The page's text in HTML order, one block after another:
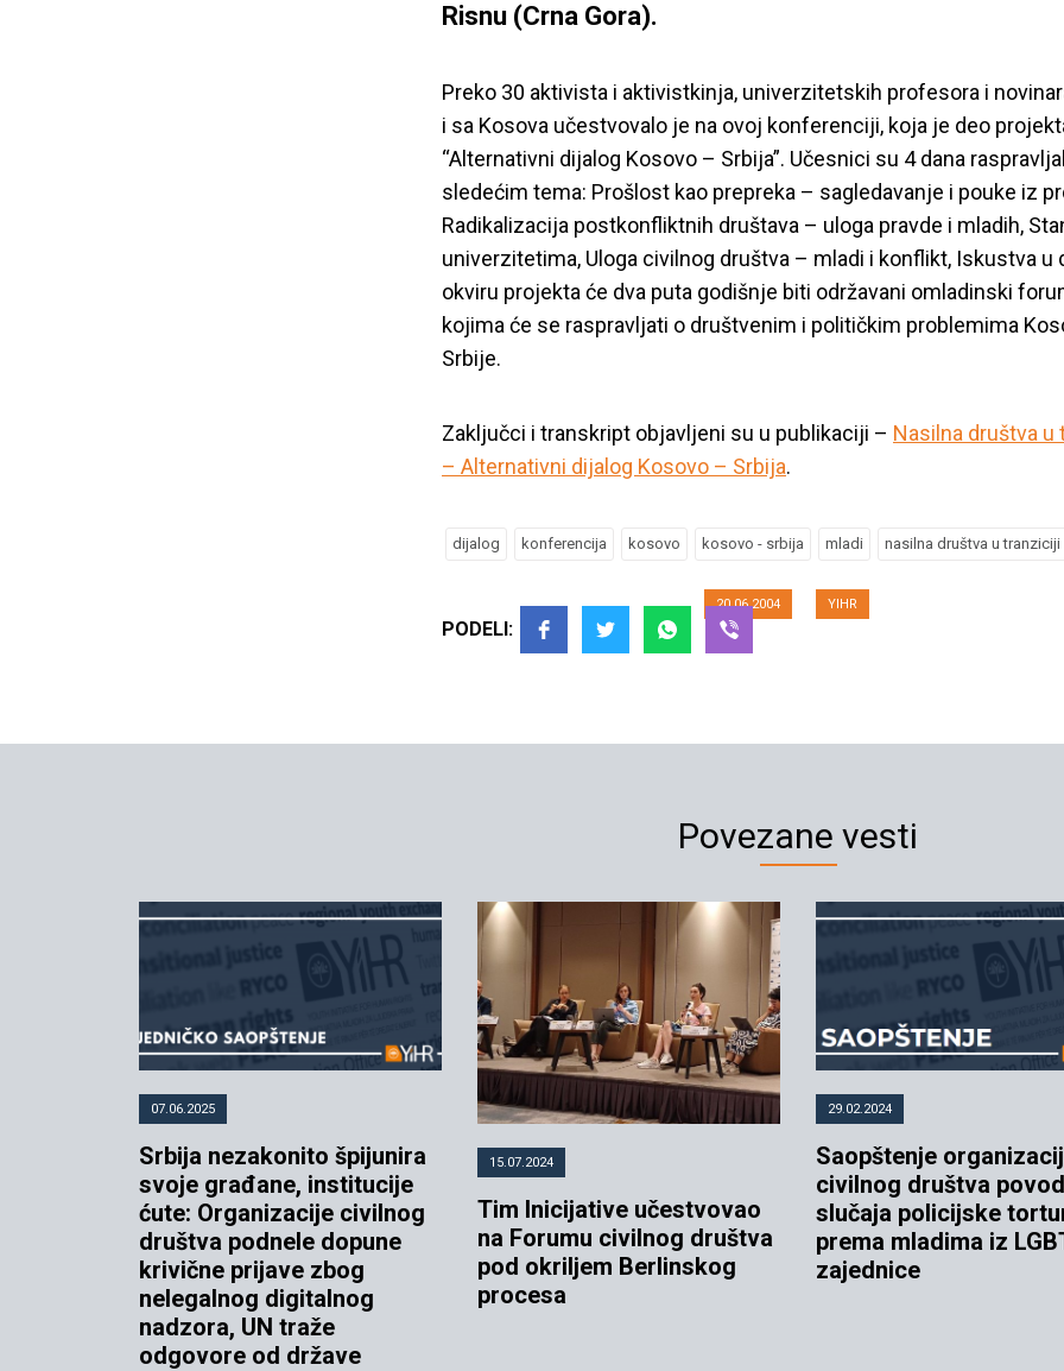
Nasilna društva u
20.06.2004 YIHR
Risnu (Crna Gora).
Preko 30 aktivista i aktivistkinja, univerzitetskih profesora i
i sa Kosova učestvovalo je na ovoj konferenciji, koja je deo
“Alternativni dijalog Kosovo – Srbija”. Učesnici su 4 dana
sledećim tema: Prošlost kao prepreka – sagledavanje i pouke iz
Radikalizacija postkonfliktnih društava – uloga pravde i mladih,
univerzitetima, Uloga civilnog društva – mladi i konflikt, Iskustva u
okviru projekta će dva puta godišnje biti održavani omladinski
kojima će se raspravljati o društvenim i političkim problemima
Srbije.
Zaključci i transkript objavljeni su u publikaciji – Nasilna društva u
– Alternativni dijalog Kosovo – Srbija.
dijalog konferencija kosovo kosovo - srbija mladi nasilna društva u tranziciji
PODELI:
Povezane vesti
07.06.2025
Srbija nezakonito špijunira
svoje građane, institucije
ćute: Organizacije civilnog
društva podnele dopune
krivične prijave zbog
nelegalnog digitalnog
nadzora, UN traže
odgovore od države
15.07.2024
Tim Inicijative učestvovao
na Forumu civilnog društva
pod okriljem Berlinskog
procesa
29.02.2024
Saopštenje
civilnog društva
slučaja policijske
prema mladima iz
zajednice